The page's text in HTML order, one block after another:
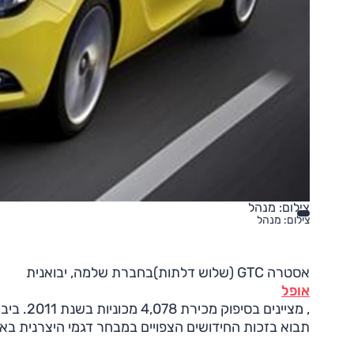
צילום: מנהל
צילום: מנהל
אסטרה GTC (שלוש דלתות)בחברת שלמה, יבואנית
אופל
תבוא בזכות החידושים הצפויים במבחר דגמי היצרנית